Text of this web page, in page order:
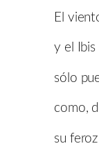
El
y el Ibis
sólo
como,
su